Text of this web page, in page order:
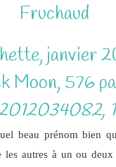
Fruchaud
janvier
Moon, 576
prénom bien
les autres à un ou